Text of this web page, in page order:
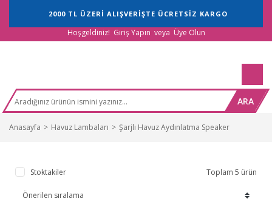
2000 TL ÜZERİ ALIŞVERİŞTE ÜCRETSİZ KARGO
Hoşgeldiniz! Giriş Yapın veya Üye Olun
ARA
Anasayfa Havuz Lambaları Şarjlı Havuz Aydınlatma Speaker
Stoktakiler Toplam 5 ürün